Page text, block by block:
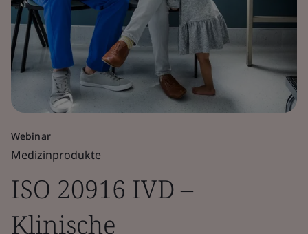
Webinar
Medizinprodukte
ISO 20916 IVD –
Klinische